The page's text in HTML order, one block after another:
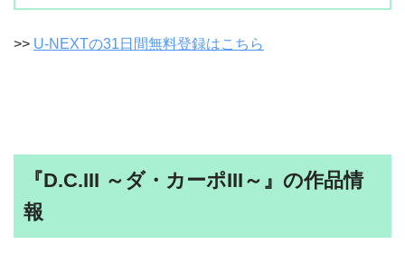
>> U-NEXTの31日間無料登録はこちら
『D.C.III ～ダ・カーポIII～』の作品情
報